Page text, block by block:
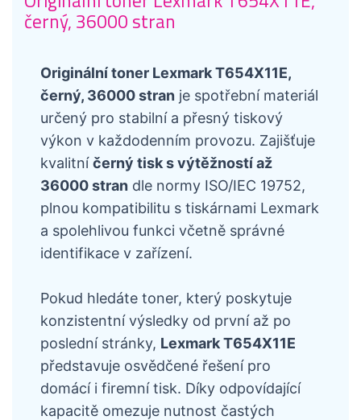
černý, 36000 stran
Originální toner Lexmark T654X11E,
černý, 36000 stran je spotřební materiál
určený pro stabilní a přesný tiskový
výkon v každodenním provozu. Zajišťuje
kvalitníčerný tisk s výtěžností až
36000 stran dle normy ISO/IEC 19752,
plnou kompatibilitu s tiskárnami Lexmark
a spolehlivou funkci včetně správné
identifikace v zařízení.
Pokud hledáte toner, který poskytuje
konzistentní výsledky od první až po
poslední stránky, Lexmark T654X11E
představuje osvědčené řešení pro
domácí i firemní tisk. Díky odpovídající
kapacitě omezuje nutnost častých